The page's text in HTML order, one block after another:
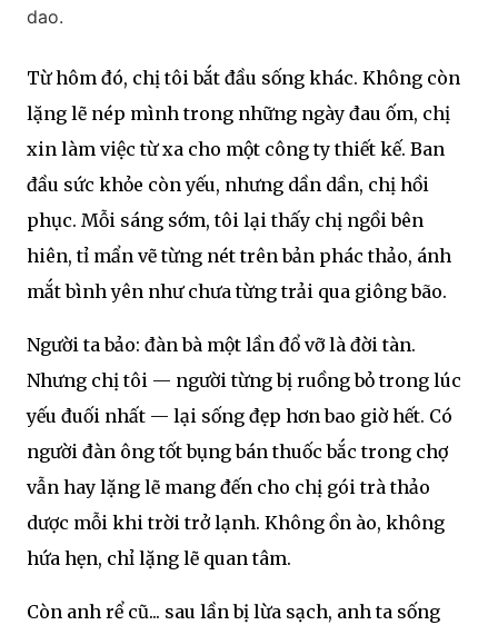
dao.
Từ hôm đó, chị tôi bắt đầu sống khác. Không còn
lặng lẽ nép mình trong những ngày đau ốm, chị
xin làm việc từ xa cho một công ty thiết kế. Ban
đầu sức khỏe còn yếu, nhưng dần dần, chị hồi
phục. Mỗi sáng sớm, tôi lại thấy chị ngồi bên
hiên, tỉ mẩn vẽ từng nét trên bản phác thảo, ánh
mắt bình yên như chưa từng trải qua giông bão.
Người ta bảo: đàn bà một lần đổ vỡ là đời tàn.
Nhưng chị tôi — người từng bị ruồng bỏ trong lúc
yếu đuối nhất — lại sống đẹp hơn bao giờ hết. Có
người đàn ông tốt bụng bán thuốc bắc trong chợ
vẫn hay lặng lẽ mang đến cho chị gói trà thảo
dược mỗi khi trời trở lạnh. Không ồn ào, không
hứa hẹn, chỉ lặng lẽ quan tâm.
Còn anh rể cũ... sau lần bị lừa sạch, anh ta sống